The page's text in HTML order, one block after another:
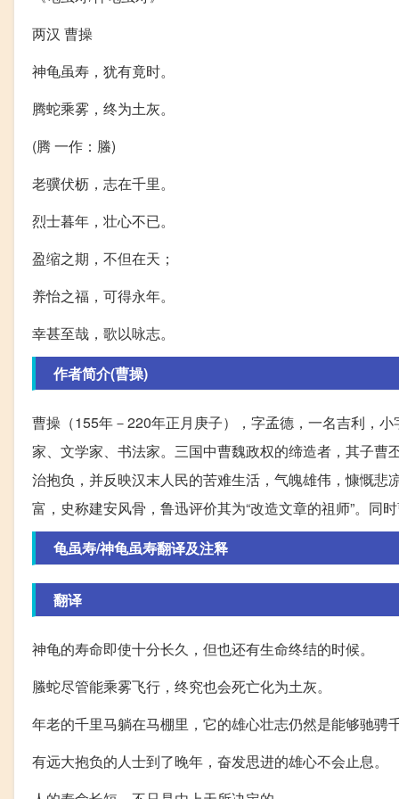
两汉 曹操
神龟虽寿，犹有竟时。
腾蛇乘雾，终为土灰。
(腾 一作：螣)
老骥伏枥，志在千里。
烈士暮年，壮心不已。
盈缩之期，不但在天；
养怡之福，可得永年。
幸甚至哉，歌以咏志。
作者简介(曹操)
曹操（155年－220年正月庚子），字孟德，一名吉利，
家、文学家、书法家。三国中曹魏政权的缔造者，其子
治抱负，并反映汉末人民的苦难生活，气魄雄伟，慷慨
富，史称建安风骨，鲁迅评价其为“改造文章的祖师”。同
龟虽寿/神龟虽寿翻译及注释
翻译
神龟的寿命即使十分长久，但也还有生命终结的时候。
螣蛇尽管能乘雾飞行，终究也会死亡化为土灰。
年老的千里马躺在马棚里，它的雄心壮志仍然是能够驰骋
有远大抱负的人士到了晚年，奋发思进的雄心不会止息。